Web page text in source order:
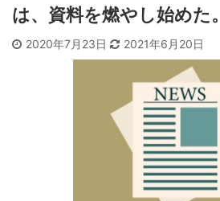
は、資料を燃やし始めた。
2020年7月23日 2021年6月20日